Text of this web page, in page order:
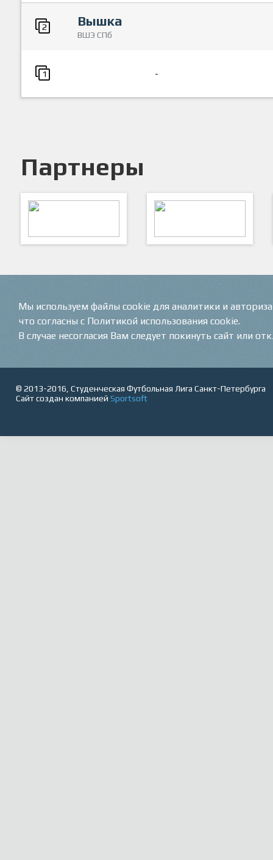
2 Вышка
ВШЭ СПб
1 -
Партнеры
© 2013-2016, Студенческая Футбольная Лига Санкт-Петербурга
Сайт создан компанией Sportsoft
Мы используем файлы cookie для аналитики и
что согласны с Политикой использования cookie.
В случае несогласия Вам следует покинуть сайт или